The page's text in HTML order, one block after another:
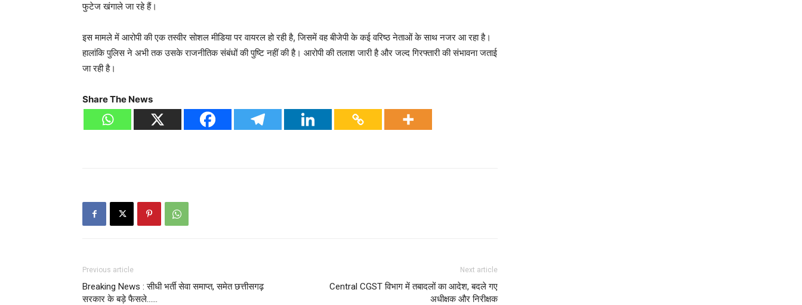
फुटेज खंगाले जा रहे हैं।
इस मामले में आरोपी की एक तस्वीर सोशल मीडिया पर वायरल हो रही है, जिसमें वह बीजेपी के कई वरिष्ठ नेताओं के साथ नजर आ रहा है।
हालांकि पुलिस ने अभी तक उसके राजनीतिक संबंधों की पुष्टि नहीं की है। आरोपी की तलाश जारी है और जल्द गिरफ्तारी की संभावना जताई
जा रही है।
Share The News
Previous article
Breaking News : सीधी भर्ती सेवा समाप्त, समेत छत्तीसगढ़
सरकार के बड़े फैसले……
Next article
Central CGST विभाग में तबादलों का आदेश, बदले गए
अधीक्षक और निरीक्षक